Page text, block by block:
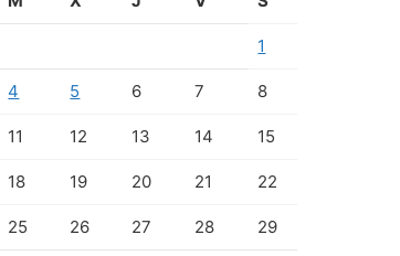
1
4 5 6 7 8
11 12 13 14 15
18 19 20 21 22
25 26 27 28 29